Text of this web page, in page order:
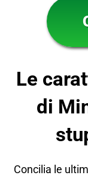
Le
di
Concilia le